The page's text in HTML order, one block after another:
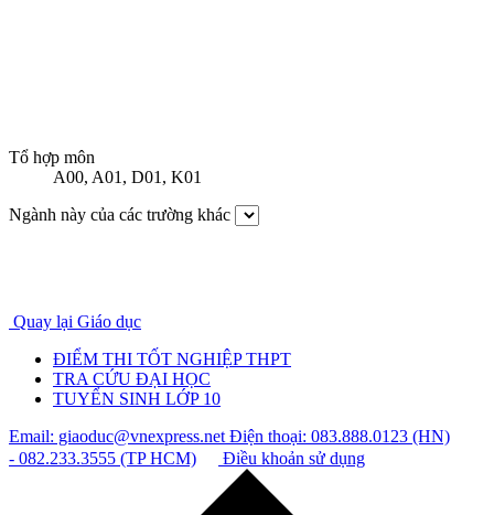
Tổ hợp môn
A00, A01, D01, K01
Ngành này của các trường khác
Quay lại Giáo dục
ĐIỂM THI TỐT NGHIỆP THPT
TRA CỨU ĐẠI HỌC
TUYỂN SINH LỚP 10
Email: giaoduc@vnexpress.netĐiện thoại: 083.888.0123 (HN)
- 082.233.3555 (TP HCM)
Điều khoản sử dụng